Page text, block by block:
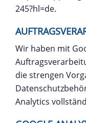
245?hl=de.
Wir haben mit
die strengen
Analytics